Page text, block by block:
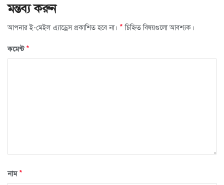
মন্তব্য করুন
আপনার ই-মেইল এ্যাড্রেস প্রকাশিত হবে না। * চিহ্নিত বিষয়গুলো আবশ্যক।
কমেন্ট*
নাম*